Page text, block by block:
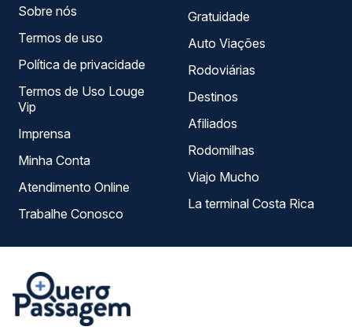
Sobre nós
Termos de uso
Política de privacidade
Termos de Uso Louge
Vip
Imprensa
Minha Conta
Atendimento Online
Trabalhe Conosco
Gratuidade
Auto Viações
Rodoviárias
Destinos
Afiliados
Rodomilhas
Viajo Mucho
La terminal Costa Rica